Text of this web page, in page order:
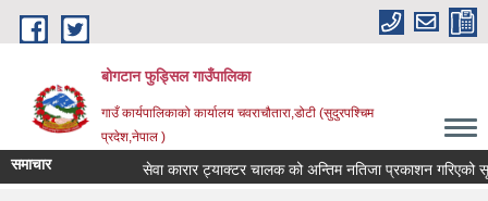
Skip to main content
बोगटान फुड्सिल गाउँपालिका
गाउँ कार्यपालिकाको कार्यालय चवराचौतारा,डोटी (सुदुरपश्चिम
प्रदेश,नेपाल )
समाचार सेवा कारार ट्याक्टर चालक को अन्तिम नतिजा प्रकाशन गरिएको